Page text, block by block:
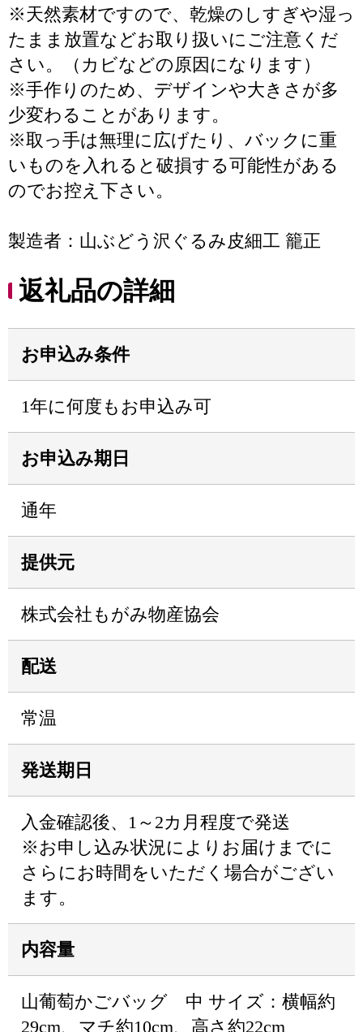
※天然素材ですので、乾燥のしすぎや湿っ
たまま放置などお取り扱いにご注意くだ
さい。（カビなどの原因になります）
※手作りのため、デザインや大きさが多
少変わることがあります。
※取っ手は無理に広げたり、バックに重
いものを入れると破損する可能性がある
のでお控え下さい。
製造者：山ぶどう沢ぐるみ皮細工 籠正
返礼品の詳細
お申込み条件
1年に何度もお申込み可
お申込み期日
通年
提供元
株式会社もがみ物産協会
配送
常温
発送期日
入金確認後、1～2カ月程度で発送
※お申し込み状況によりお届けまでに
さらにお時間をいただく場合がござい
ます。
内容量
山葡萄かごバッグ 中 サイズ：横幅約
29cm、マチ約10cm、高さ約22cm